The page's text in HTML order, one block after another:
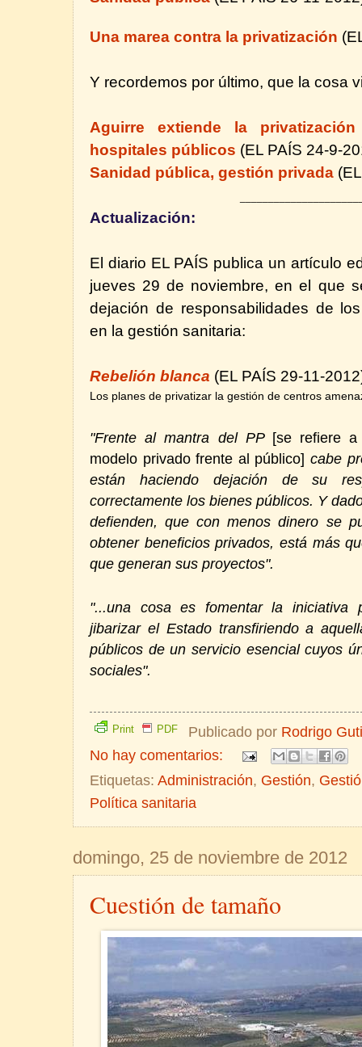
Una marea contra la privatización
Y recordemos por último, que la cosa
Aguirre extiende la
hospitales públicos (EL PAÍS 24-9-
Sanidad pública, gestión privada
Actualización:
El diario EL PAÍS publica un artículo
jueves 29 de noviembre, en el que
dejación de responsabilidades de
en la gestión sanitaria:
Rebelión blanca (EL PAÍS 29-11-
Los planes de privatizar la gestión de centros
"Frente al mantra del PP [se refiere a
modelo privado frente al público] cabe
están haciendo dejación de su
correctamente los bienes públicos. Y
defienden, que con menos dinero se
obtener beneficios privados, está más
que generan sus proyectos".
"...una cosa es fomentar la iniciativa
jibarizar el Estado transfiriendo a
públicos de un servicio esencial cuyos
sociales".
Print PDF Publicado por Rodrigo
No hay comentarios:
Etiquetas: Administración, Gestión,
Política sanitaria
domingo, 25 de noviembre de 2012
Cuestión de tamaño